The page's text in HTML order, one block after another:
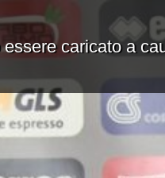
caricato a